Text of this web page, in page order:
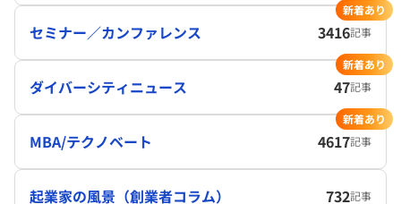
セミナー／カンファレンス 3416記事
新着あり
ダイバーシティニュース 47記事
新着あり
MBA/テクノベート 4617記事
新着あり
起業家の風景（創業者コラム） 732記事